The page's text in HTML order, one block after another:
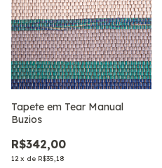
Tapete em Tear Manual
Buzios
R$342,00
12 x de R$35,18